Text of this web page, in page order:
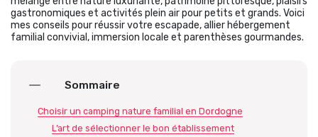
gastronomiques et activités plein air pour petits et grands. Voici
mes conseils pour réussir votre escapade, allier hébergement
familial convivial, immersion locale et parenthèses gourmandes.
Sommaire
Choisir un camping nature familial en Dordogne
L’art de sélectionner le bon établissement